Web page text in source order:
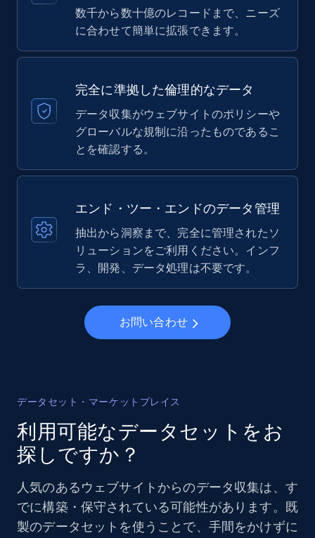
数千から数十億のレコードまで、ニーズ
に合わせて簡単に拡張できます。
完全に準拠した倫理的なデータ
データ収集がウェブサイトのポリシーや
グローバルな規制に沿ったものであるこ
とを確認する。
エンド・ツー・エンドのデータ管理
抽出から洞察まで、完全に管理されたソ
リューションをご利用ください。インフ
ラ、開発、データ処理は不要です。
お問い合わせ
データセット・マーケットプレイス
利用可能なデータセットをお
探しですか？
人気のあるウェブサイトからのデータ収集は、す
でに構築・保守されている可能性があります。既
製のデータセットを使うことで、手間をかけずに